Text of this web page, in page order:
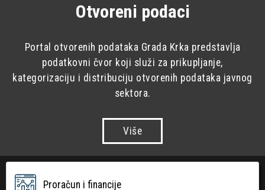
Otvoreni podaci
Portal otvorenih podataka Grada Krka predstavlja
podatkovni čvor koji služi za prikupljanje,
kategorizaciju i distribuciju otvorenih podataka javnog
sektora.
Više
Proračun i financije